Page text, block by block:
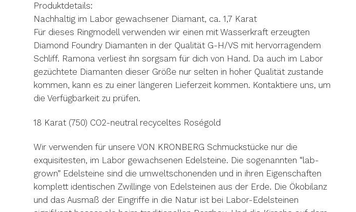
Produktdetails:
Nachhaltig im Labor gewachsener Diamant, ca. 1,7 Karat
Für dieses Ringmodell verwenden wir einen mit Wasserkraft erzeugten
Diamond Foundry Diamanten in der Qualität G-H/VS mit hervorragendem
Schliff. Ramona verliest ihn sorgsam für dich von Hand. Da auch im Labor
gezüchtete Diamanten dieser Größe nur selten in hoher Qualität zustande
kommen, kann es zu einer längeren Lieferzeit kommen. Kontaktiere uns, um
die Verfügbarkeit zu prüfen.
18 Karat (750) CO2-neutral recyceltes Roségold
Wir verwenden für unsere VON KRONBERG Schmuckstücke nur die
exquisitesten, im Labor gewachsenen Edelsteine. Die sogenannten “lab-
grown” Edelsteine sind die umweltschonenden und in ihren Eigenschaften
komplett identischen Zwillinge von Edelsteinen aus der Erde. Die Ökobilanz
und das Ausmaß der Eingriffe in die Natur ist bei Labor-Edelsteinen